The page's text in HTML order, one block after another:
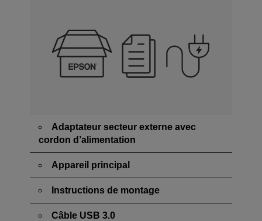
Adaptateur secteur externe avec
cordon d’alimentation
Appareil principal
Instructions de montage
Câble USB 3.0